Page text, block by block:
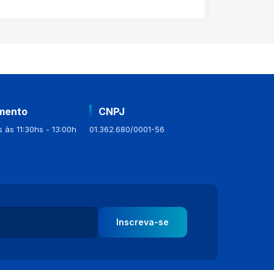
às 11:30hs - 13:00h
CNPJ
01.362.680/0001-56
Inscreva-se